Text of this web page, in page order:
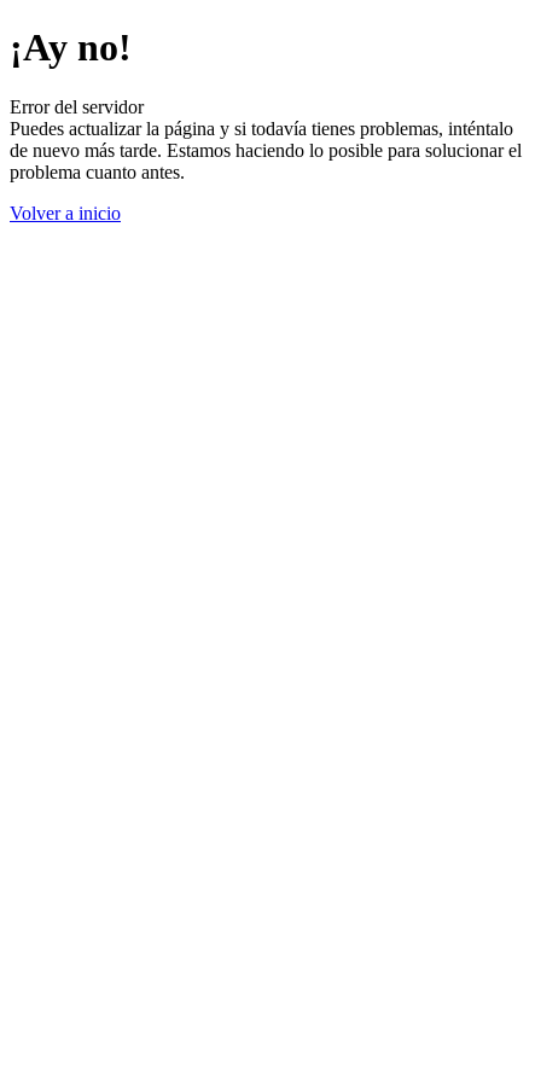
¡Ay no!
Error del servidor
Puedes actualizar la página y si todavía tienes problemas, inténtalo
de nuevo más tarde. Estamos haciendo lo posible para solucionar el
problema cuanto antes.
Volver a inicio